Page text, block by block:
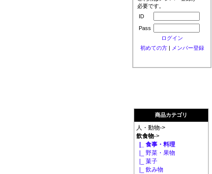
必要です。
ID
Pass
ログイン
初めての方| メンバー登録
商品カテゴリ
人・動物->
飲食物->
|_ 食事・料理
|_ 野菜・果物
|_ 菓子
|_ 飲み物